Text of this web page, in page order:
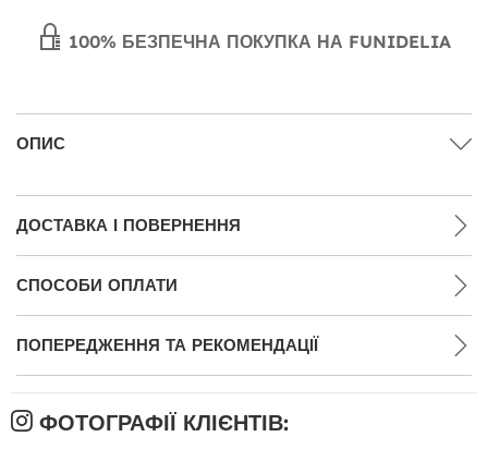
100% БЕЗПЕЧНА ПОКУПКА НА FUNIDELIA
ОПИС
ДОСТАВКА І ПОВЕРНЕННЯ
СПОСОБИ ОПЛАТИ
ПОПЕРЕДЖЕННЯ ТА РЕКОМЕНДАЦІЇ
ФОТОГРАФІЇ КЛІЄНТІВ: